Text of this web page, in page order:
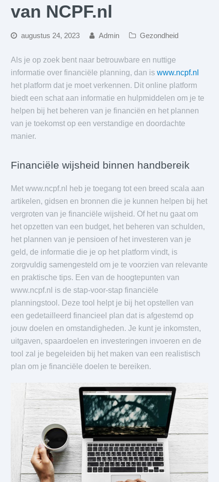
van NCPF.nl
augustus 24, 2023 Admin Gezondheid
Als je op zoek bent naar betrouwbare en nuttige
informatie over financiële planning, dan iswww.ncpf.nl
het platform dat je moet verkennen. Dit online platform
biedt een schat aan informatie en hulpmiddelen om je te
helpen bij het beheren van je financiën en het plannen
van je toekomst op een verstandige en doordachte
manier.
Financiële wijsheid binnen handbereik
Met www.ncpf.nl heb je toegang tot een breed scala aan
artikelen, gidsen en bronnen die je kunnen helpen bij het
vergroten van je financiële wijsheid. Of het nu gaat om
het opzetten van een budget, het beheren van schulden,
het plannen van je pensioen of het investeren van je
geld, de informatie die je op het platform vindt, is
zorgvuldig samengesteld om je te voorzien van relevante
en praktische tips. Een van de hoogtepunten van
www.ncpf.nl is de stap-voor-stap financiële
planningstool. Deze tool helpt je bij het opstellen van
een gedetailleerd financieel plan dat is afgestemd op
jouw doelen en omstandigheden. Je kunt je inkomsten,
uitgaven, spaardoelen en investeringen invoeren en de
tool zal je begeleiden bij het maken van een realistisch
plan om je financiële doelen te bereiken.